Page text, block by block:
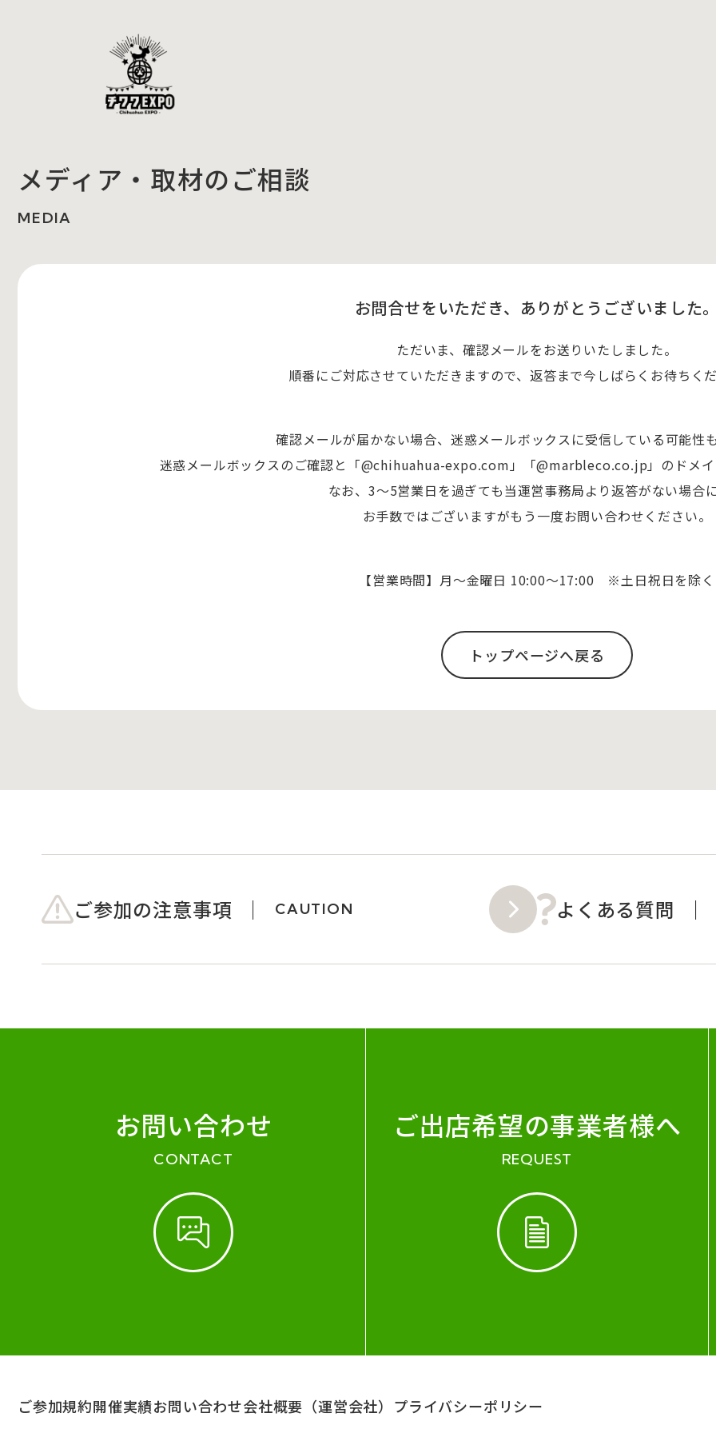
メディア・取材のご相談
MEDIA
お問合せをいただき、 ありがとうございました
ただいま、確認メールをお送りいたしました。
順番にご対応させていただきますので、返答まで今しばらくお待ちく
確認メールが届かない場合、迷惑メールボックスに受信している可能性
迷惑メールボックスのご確認と「@chihuahua-expo.com」「@marbleco.co.jp」のドメ
なお、3〜5営業日を過ぎても当運営事務局より返答がない場合
お手数ではございますがもう一度お問い合わせください。
【営業時間】月〜金曜日 10:00〜17:00 ※土日祝日を除く
トップページへ戻る
ご参加の注意事項 CAUTION よくある質問
お問い合わせ
CONTACT
ご出店希望の事業者様へ
REQUEST
ご参加規約開催実績お問い合わせ会社概要（運営会社） プライバシーポリシー